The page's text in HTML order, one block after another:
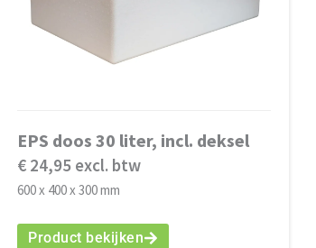
EPS doos 30 liter, incl. deksel
€ 24,95 excl. btw
600 x 400 x 300 mm
Product bekijken